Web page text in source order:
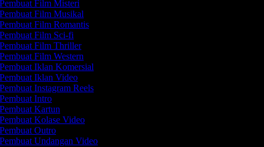
Film Misteri
Film Musikal
Film Romantis
Film Sci-fi
Film Thriller
Film Western
Iklan Komersial
Iklan Video
Instagram Reels
Intro
Kartun
Kolase Video
Outro
Undangan Video